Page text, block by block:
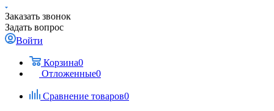
Заказать звонок
Задать вопрос
Войти
Корзина0
Отложенные0
Сравнение товаров0